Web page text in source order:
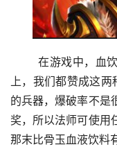
	在游戏中，血饮与骨玉之间的争辩从未遏制过。事实
上，我们都赞成这
的兵器，爆破率不是
奖，所以法师可使用
那末比骨玉血液饮料